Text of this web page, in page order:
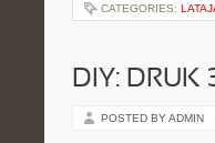
CATEGORIES:
DIY: DRUK
POSTED BY ADMIN